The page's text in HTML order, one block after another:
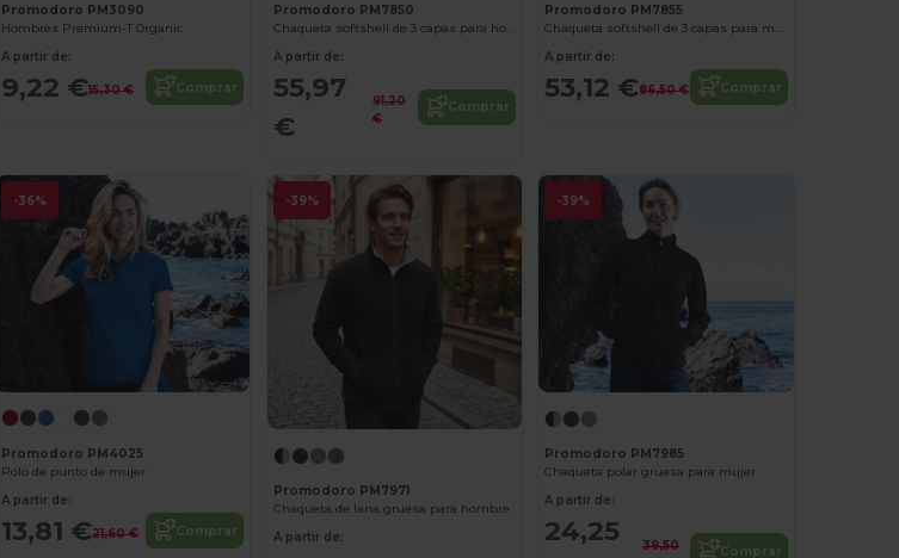
Promodoro PM3090
Hombres Premium-T Organic
A partir de:
9,22 €15,30 € Comprar
Promodoro PM7850
Chaqueta softshell de 3 capas para hombre
A partir de:
55,97
€
91,20
€
Comprar
Promodoro PM7855
Chaqueta softshell de 3 capas para mujer
A partir de:
53,12 €86,50 € Comprar
-36%
Promodoro PM4025
Polo de punto de mujer
A partir de:
13,81 €21,60 € Comprar
-39%
Promodoro PM7971
Chaqueta de lana gruesa para hombre
A partir de:
-39%
Promodoro PM7985
Chaqueta polar gruesa para mujer
A partir de:
24,25
39,50
Comprar